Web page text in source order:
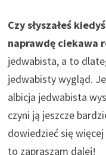
Czy słyszałeś
naprawdę ciekawa
jedwabista, a to
jedwabisty wygląd.
albicja jedwabista
czyni ją jeszcze
dowiedzieć się
to zapraszam dalej!